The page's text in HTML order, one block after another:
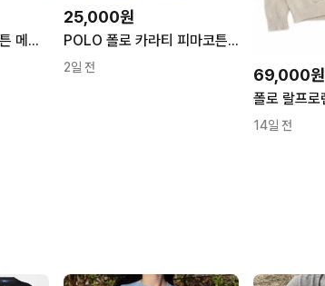
폴로 랄프로렌 피마 코튼 메쉬 니트 L
25,000원
POLO 폴로 카라티 피마코튼 M(100)
2일 전 69,000원
14일 전